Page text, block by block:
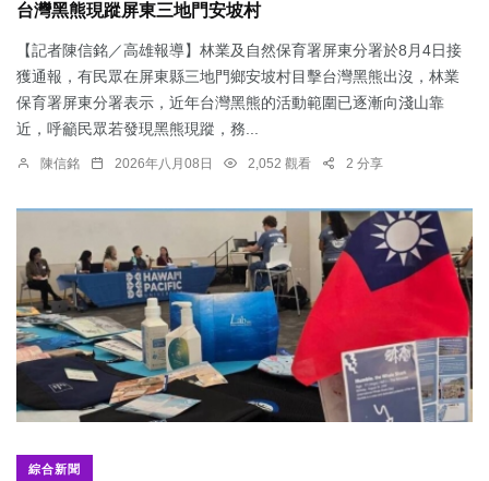
台灣黑熊現蹤屏東三地門安坡村
【記者陳信銘／高雄報導】林業及自然保育署屏東分署於8月4日接
獲通報，有民眾在屏東縣三地門鄉安坡村目擊台灣黑熊出沒，林業
保育署屏東分署表示，近年台灣黑熊的活動範圍已逐漸向淺山靠
近，呼籲民眾若發現黑熊現蹤，務...
陳信銘 2026年八月08日 2,052 觀看 2 分享
綜合新聞